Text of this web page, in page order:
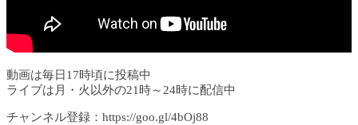
動画は毎日17時頃に投稿中
ライブは月・火以外の21時～24時に配信中
チャンネル登録：https://goo.gl/4bOj88​​